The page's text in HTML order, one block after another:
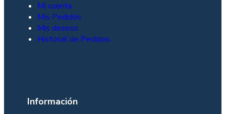
Mi cuenta
Mis Pedidos
Mis deseos
Historial de Pedidos
Información